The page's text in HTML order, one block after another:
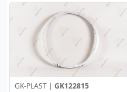
GK-PLAST | GK122815